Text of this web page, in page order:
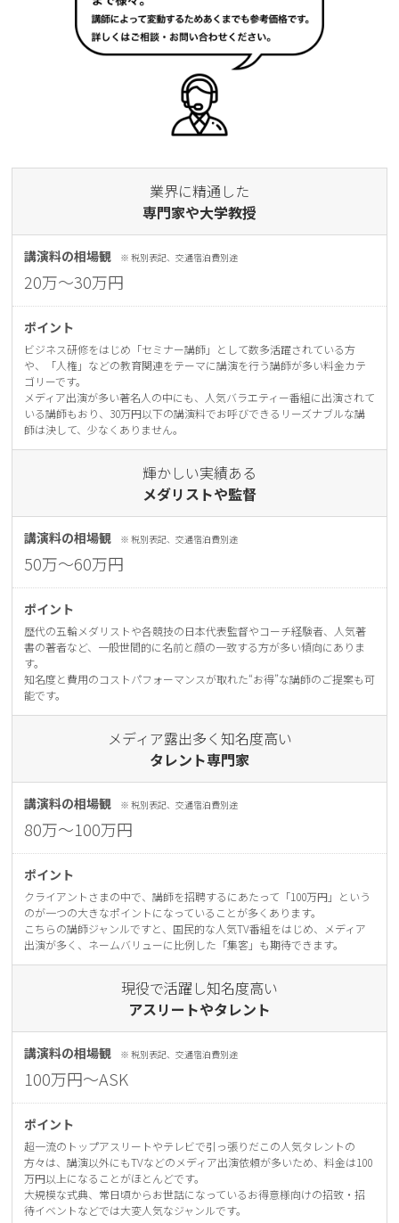
業界に精通した
専⾨家や⼤学教授
講演料の相場観 ※ 税別表記、交通宿泊費別途
20万〜30万円
ポイント
ビジネス研修をはじめ「セミナー講師」として数多活躍されている⽅
や、「⼈権」などの教育関連をテーマに講演を⾏う講師が多い料⾦カテ
ゴリーです。
メディア出演が多い著名⼈の中にも、⼈気バラエティー番組に出演されて
いる講師もおり、30万円以下の講演料でお呼びできるリーズナブルな講
師は決して、少なくありません。
輝かしい実績ある
メダリストや監督
講演料の相場観 ※ 税別表記、交通宿泊費別途
50万〜60万円
ポイント
歴代の五輪メダリストや各競技の⽇本代表監督やコーチ経験者、⼈気著
書の著者など、⼀般世間的に名前と顔の⼀致する⽅が多い傾向にありま
す。
知名度と費⽤のコストパフォーマンスが取れた“お得”な講師のご提案も可
能です。
メディア露出多く知名度⾼い
タレント専⾨家
講演料の相場観 ※ 税別表記、交通宿泊費別途
80万〜100万円
ポイント
クライアントさまの中で、講師を招聘するにあたって「100万円」という
のが⼀つの⼤きなポイントになっていることが多くあります。
こちらの講師ジャンルですと、国⺠的な⼈気TV番組をはじめ、メディア
出演が多く、ネームバリューに⽐例した「集客」も期待できます。
現役で活躍し知名度⾼い
アスリートやタレント
講演料の相場観 ※ 税別表記、交通宿泊費別途
100万円〜ASK
ポイント
超⼀流のトップアスリートやテレビで引っ張りだこの⼈気タレントの
⽅々は、講演以外にもTVなどのメディア出演依頼が多いため、料⾦は100
万円以上になることがほとんどです。
⼤規模な式典、常⽇頃からお世話になっているお得意様向けの招致・招
待イベントなどでは⼤変⼈気なジャンルです。